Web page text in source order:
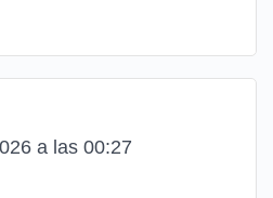
a las 00:27